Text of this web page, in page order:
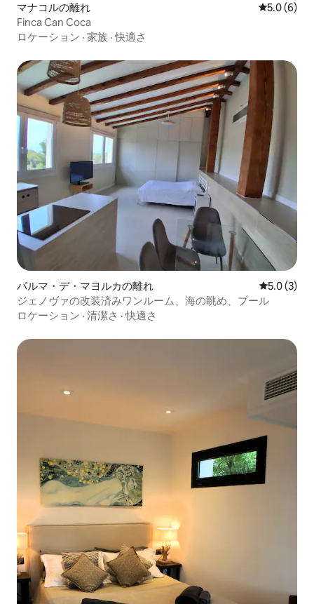
マナコルの離れ レビュー6
5.0 (6)
Finca Can Coca
ロケーション · 家族 ·快適さ
パルマ・デ・マヨルカの離れ レビュー3
5.0 (3)
ジェノヴァの改装済みワンルーム、海の眺め、プール
ロケーション · 清潔さ ·快適さ